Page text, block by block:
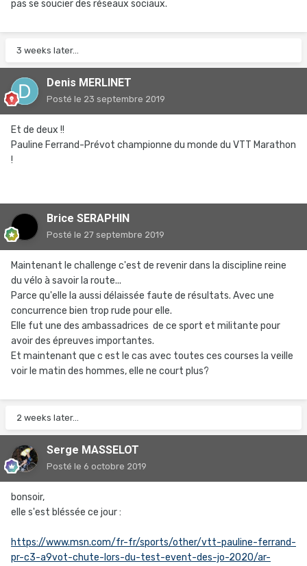
pas se soucier des réseaux sociaux.
3 weeks later...
Denis MERLINET
Posté le 23 septembre 2019
Et de deux !!
Pauline Ferrand-Prévot championne du monde du VTT Marathon
!
Brice SERAPHIN
Posté le 27 septembre 2019
Maintenant le challenge c'est de revenir dans la discipline reine
du vélo à savoir la route...
Parce qu'elle la aussi délaissée faute de résultats. Avec une
concurrence bien trop rude pour elle.
Elle fut une des ambassadrices de ce sport et militante pour
avoir des épreuves importantes.
Et maintenant que c est le cas avec toutes ces courses la veille
voir le matin des hommes, elle ne court plus?
2 weeks later...
Serge MASSELOT
Posté le 6 octobre 2019
bonsoir,
elle s'est bléssée ce jour :
https://www.msn.com/fr-fr/sports/other/vtt-pauline-ferrand-
pr-c3-a9vot-chute-lors-du-test-event-des-jo-2020/ar-